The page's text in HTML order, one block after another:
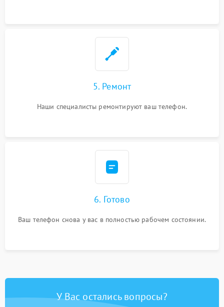
5. Ремонт
Наши специалисты ремонтируют ваш телефон.
6. Готово
Ваш телефон снова у вас в полностью рабочем состоянии.
У Вас остались вопросы?